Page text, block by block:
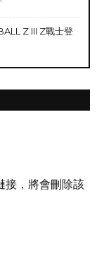
Z III Z戰士登
接，將會刪除該